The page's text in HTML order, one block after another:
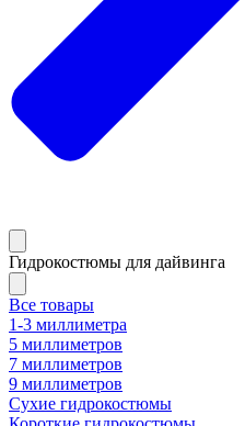
Гидрокостюмы для дайвинга
Все товары
1-3 миллиметра
5 миллиметров
7 миллиметров
9 миллиметров
Сухие гидрокостюмы